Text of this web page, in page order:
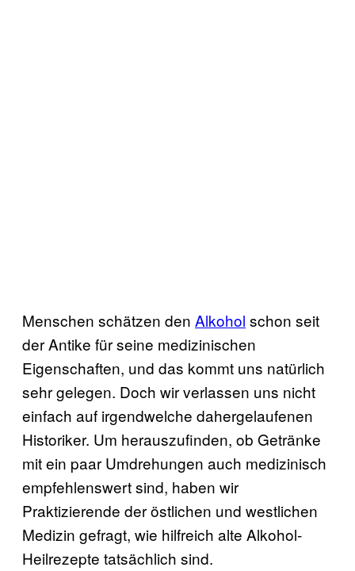
Menschen schätzen den Alkohol schon seit
der Antike für seine medizinischen
Eigenschaften, und das kommt uns natürlich
sehr gelegen. Doch wir verlassen uns nicht
einfach auf irgendwelche dahergelaufenen
Historiker. Um herauszufinden, ob Getränke
mit ein paar Umdrehungen auch medizinisch
empfehlenswert sind, haben wir
Praktizierende der östlichen und westlichen
Medizin gefragt, wie hilfreich alte Alkohol-
Heilrezepte tatsächlich sind.